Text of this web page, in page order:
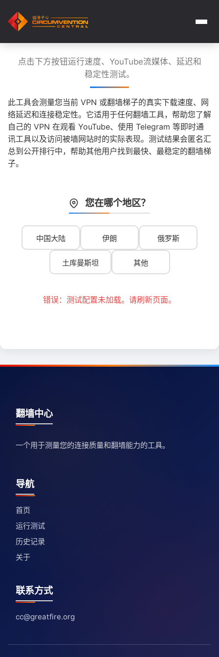
点击下方按钮运行速度、YouTube流媒体、延迟和
稳定性测试。
此工具会测量您当前 VPN 或翻墙梯子的真实下载速度、网
络延迟和连接稳定性。它适用于任何翻墙工具，帮助您了解
自己的 VPN 在观看 YouTube、使用 Telegram 等即时通
讯工具以及访问被墙网站时的实际表现。测试结果会匿名汇
总到公开排行中，帮助其他用户找到最快、最稳定的翻墙梯
子。
您在哪个地区？
中国大陆 伊朗 俄罗斯
土库曼斯坦 其他
错误：测试配置未加载。请刷新页面。
翻墙中心
一个用于测量您的连接质量和翻墙能力的工具。
导航
首页
运行测试
历史记录
关于
联系方式
cc@greatfire.org